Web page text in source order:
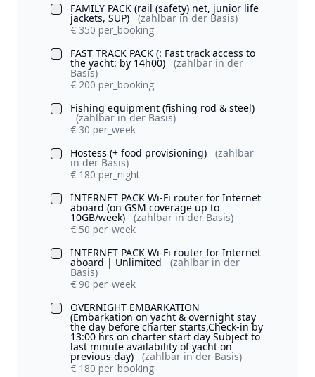
FAMILY PACK (rail (safety) net, junior life
jackets, SUP)
(zahlbar in der Basis)
€ 350 per_booking
FAST TRACK PACK (: Fast track access to
the yacht: by 14h00) (zahlbar in der
Basis)
€ 200 per_booking
Fishing equipment (fishing rod & steel)
(zahlbar in der Basis)
€ 30 per_week
Hostess (+ food provisioning)
(zahlbar
in der Basis)
€ 180 per_night
INTERNET PACK Wi-Fi router for Internet
aboard (on GSM coverage up to
10GB/week)
(zahlbar in der Basis)
€ 50 per_week
INTERNET PACK Wi-Fi router for Internet
aboard | Unlimited (zahlbar in der
Basis)
€ 90 per_week
OVERNIGHT EMBARKATION
(Embarkation on yacht & overnight stay
the day before charter starts,Check-in by
13:00 hrs on charter start day Subject to
last minute availability of yacht on
previous day)
(zahlbar in der Basis)
€ 180 per_booking